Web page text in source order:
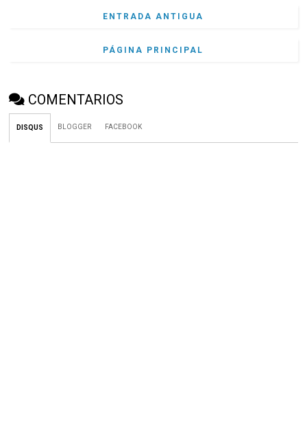
ENTRADA ANTIGUA
PÁGINA PRINCIPAL
COMENTARIOS
DISQUS BLOGGER FACEBOOK